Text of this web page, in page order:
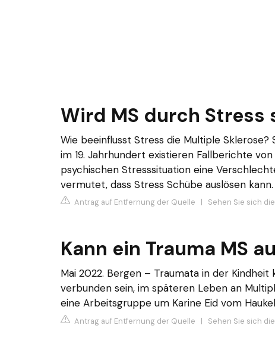
Wird MS durch Stress
Wie beeinflusst Stress die Multiple
im 19. Jahrhundert existieren Fallberichte
psychischen Stresssituation eine
vermutet, dass Stress Schübe auslösen kann.
Antrag auf Entfernung der Quelle | Sehen Sie sich
Kann ein Trauma MS
Mai 2022. Bergen – Traumata in der
verbunden sein, im späteren Leben an
eine Arbeitsgruppe um Karine Eid vom
Antrag auf Entfernung der Quelle | Sehen Sie sich